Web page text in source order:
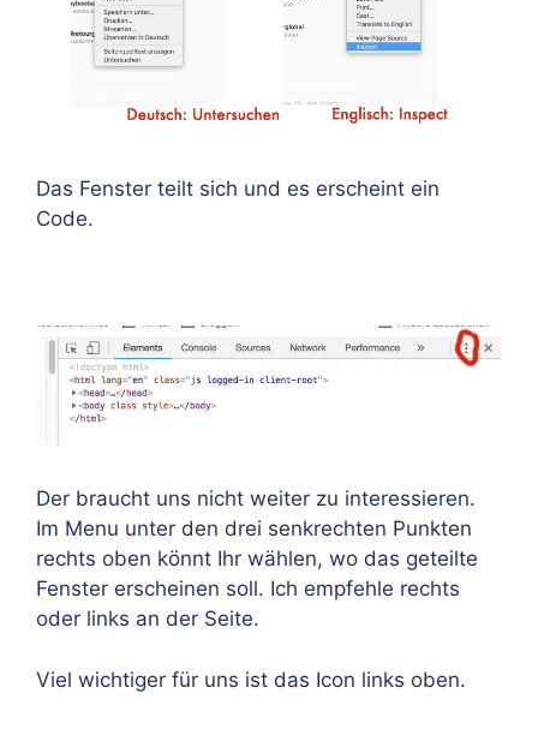
Das Fenster teilt sich und es erscheint ein
Code.
Der braucht uns nicht weiter zu interessieren.
Im Menu unter den drei senkrechten Punkten
rechts oben könnt Ihr wählen, wo das geteilte
Fenster erscheinen soll. Ich empfehle rechts
oder links an der Seite.
Viel wichtiger für uns ist das Icon links oben.